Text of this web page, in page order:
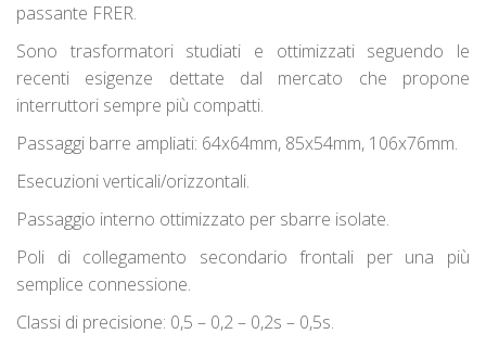
passante FRER.
Sono trasformatori studiati e ottimizzati seguendo le
recenti esigenze dettate dal mercato che propone
interruttori sempre più compatti.
Passaggi barre ampliati: 64x64mm, 85x54mm, 106x76mm.
Esecuzioni verticali/orizzontali.
Passaggio interno ottimizzato per sbarre isolate.
Poli di collegamento secondario frontali per una più
semplice connessione.
Classi di precisione: 0,5 – 0,2 – 0,2s – 0,5s.